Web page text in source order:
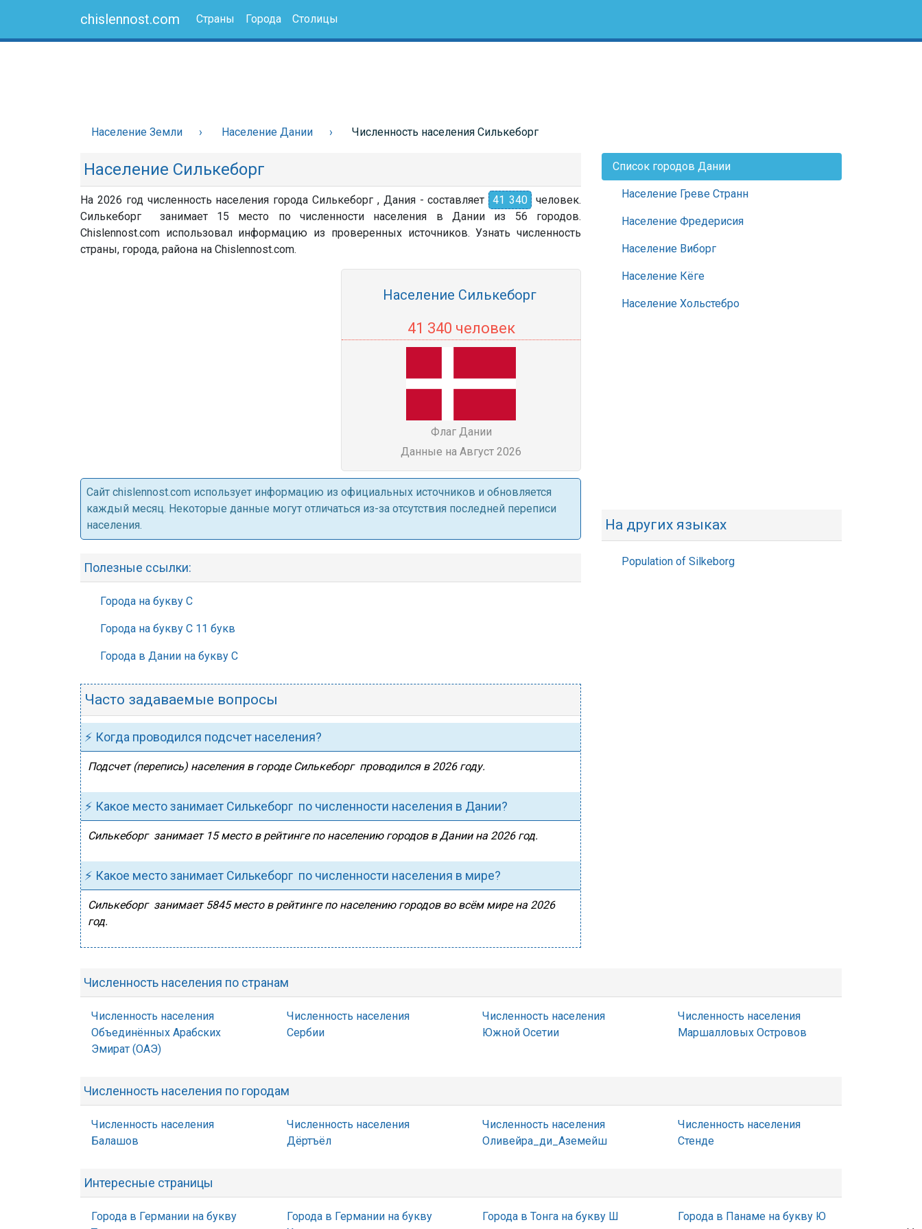
chislennost.com Страны Города Столицы
Население Земли Население Дании Численность населения Силькеборг
Население Силькеборг
На 2026 год численность населения города Силькеборг , Дания - составляет 41 340
человек.
Силькеборг занимает 15 место по численности населения в Дании из 56 городов.
Chislennost.com использовал информацию из проверенных источников. Узнать численность
страны, города, района на Chislennost.com.
Население Силькеборг
41 340 человек
Флаг Дании
Данные на Август 2026
Cайт chislennost.com использует информацию из официальных источников и обновляется
каждый месяц. Некоторые данные могут отличаться из-за отсутствия последней переписи
населения.
Полезные ссылки:
Города на букву С
Города на букву С 11 букв
Города в Дании на букву С
Часто задаваемые вопросы
⚡ Когда проводился подсчет населения?
Подсчет (перепись) населения в городе Силькеборг проводился в 2026 году.
⚡ Какое место занимает Силькеборг по численности населения в Дании?
Силькеборг занимает 15 место в рейтинге по населению городов в Дании на 2026 год.
⚡ Какое место занимает Силькеборг по численности населения в мире?
Силькеборг занимает 5845 место в рейтинге по населению городов во всём мире на 2026
год.
Список городов Дании
Население Греве Странн
Население Фредерисия
Население Виборг
Население Кёге
Население Хольстебро
На других языках
Population of Silkeborg
Численность населения по странам
Численность населения
Объединённых Арабских
Эмират (ОАЭ)
Численность населения
Сербии
Численность населения
Южной Осетии
Численность населения
Маршалловых Островов
Численность населения по городам
Численность населения
Балашов
Численность населения
Дёртъёл
Численность населения
Оливейра_ди_Аземейш
Численность населения
Стенде
Интересные страницы
Города в Германии на букву
Города в Германии на букву
Города в Тонга на букву Ш Города в Панаме на букву Ю